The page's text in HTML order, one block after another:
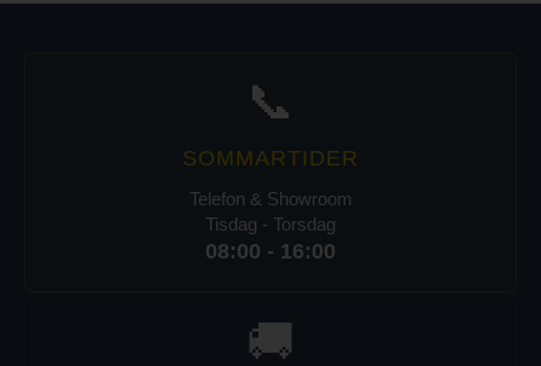
📞
SOMMARTIDER
Telefon & Showroom
Tisdag - Torsdag
08:00 - 16:00
🚚